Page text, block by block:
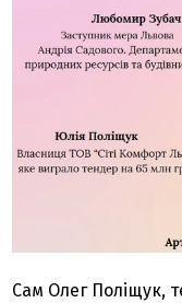
Сам Олег Поліщук,